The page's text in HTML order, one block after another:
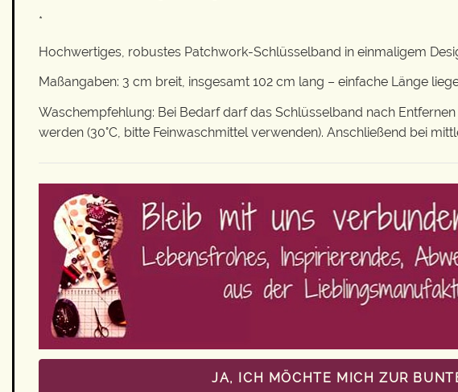
*
Hochwertiges, robustes Patchwork-Schlüsselband in einmaligem
Maßangaben: 3 cm breit, insgesamt 102 cm lang – einfache Länge
Waschempfehlung: Bei Bedarf darf das Schlüsselband nach
werden (30°C, bitte Feinwaschmittel verwenden). Anschließend bei
JA, ICH MÖCHTE MICH ZUR